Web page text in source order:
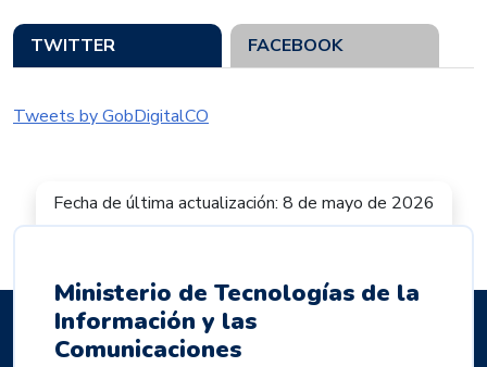
TWITTER FACEBOOK
Tweets by GobDigitalCO
Fecha de última actualización: 8 de mayo de 2026
Ministerio de Tecnologías de la
Información y las
Comunicaciones